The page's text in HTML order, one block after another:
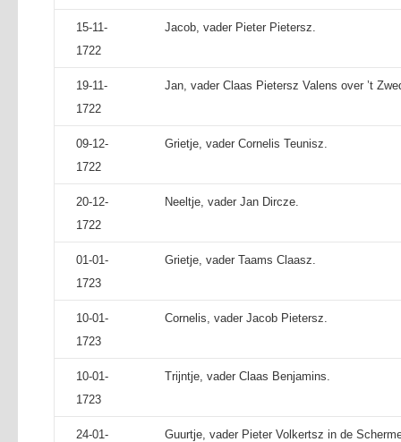
15-11-
1722
Jacob, vader Pieter Pietersz.
19-11-
1722
Jan, vader Claas Pietersz Valens over ’t
09-12-
1722
Grietje, vader Cornelis Teunisz.
20-12-
1722
Neeltje, vader Jan Dircze.
01-01-
1723
Grietje, vader Taams Claasz.
10-01-
1723
Cornelis, vader Jacob Pietersz.
10-01-
1723
Trijntje, vader Claas Benjamins.
24-01-
Guurtje, vader Pieter Volkertsz in de